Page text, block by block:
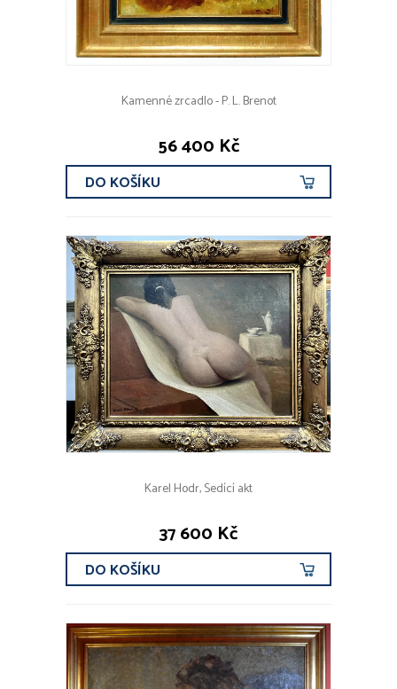
Kamenné zrcadlo - P. L. Brenot
56 400 Kč
DO KOŠÍKU
Karel Hodr, Sedící akt
37 600 Kč
DO KOŠÍKU